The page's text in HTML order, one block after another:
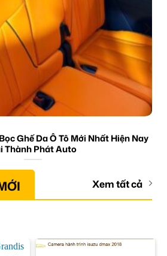
Ghế Da Ô Tô Mới Nhất Hiện Nay
Thành Phát Auto
Xem tất cả